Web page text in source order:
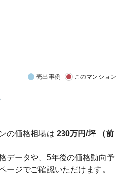
売出事例 このマンション
の価格相場は 230万円/坪 （前
データや、5年後の価格動向予
ージでご確認いただけます。